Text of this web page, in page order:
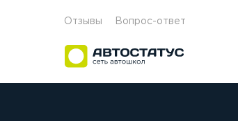
Отзывы Вопрос-ответ